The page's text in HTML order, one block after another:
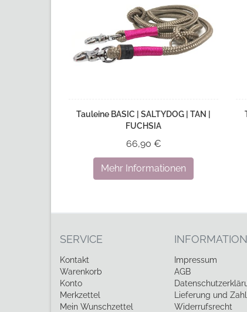
Tauleine BASIC | SALTYDOG | TAN |
FUCHSIA
66,90 €
Mehr Informationen
SERVICE
Kontakt
Warenkorb
Konto
Merkzettel
Mein Wunschzettel
Impressum
AGB
Lieferung und
Widerrufsrecht